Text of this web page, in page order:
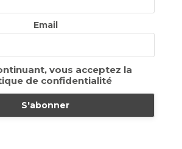
Email
vous acceptez la
de confidentialité